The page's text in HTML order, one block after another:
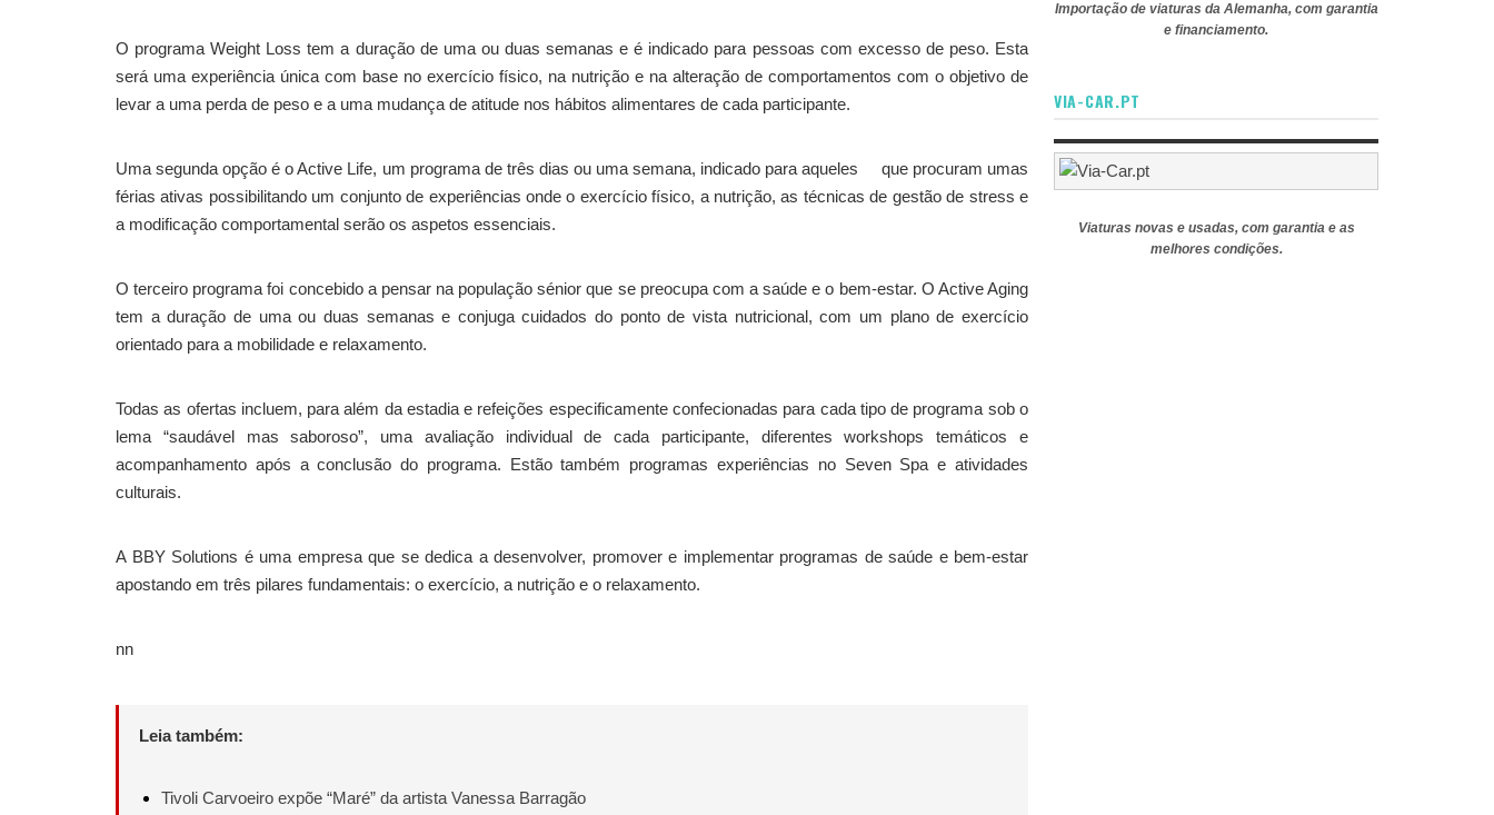
O programa Weight Loss tem a duração de uma ou duas semanas e é indicado para pessoas com excesso de peso. Esta
será uma experiência única com base no exercício físico, na nutrição e na alteração de comportamentos com o objetivo de
levar a uma perda de peso e a uma mudança de atitude nos hábitos alimentares de cada participante.
Uma segunda opção é o Active Life, um programa de três dias ou uma semana, indicado para aqueles que procuram umas
férias ativas possibilitando um conjunto de experiências onde o exercício físico, a nutrição, as técnicas de gestão de stress e
a modificação comportamental serão os aspetos essenciais.
O terceiro programa foi concebido a pensar na população sénior que se preocupa com a saúde e o bem-estar. O Active Aging
tem a duração de uma ou duas semanas e conjuga cuidados do ponto de vista nutricional, com um plano de exercício
orientado para a mobilidade e relaxamento.
Todas as ofertas incluem, para além da estadia e refeições especificamente confecionadas para cada tipo de programa sob o
lema “saudável mas saboroso”, uma avaliação individual de cada participante, diferentes workshops temáticos e
acompanhamento após a conclusão do programa. Estão também programas experiências no Seven Spa e atividades
culturais.
A BBY Solutions é uma empresa que se dedica a desenvolver, promover e implementar programas de saúde e bem-estar
apostando em três pilares fundamentais: o exercício, a nutrição e o relaxamento.
nn
Leia também:
Tivoli Carvoeiro expõe “Maré” da artista Vanessa Barragão
Importação de viaturas da Alemanha, com garantia
e financiamento.
VIA-CAR.PT
Viaturas novas e usadas, com garantia e as
melhores condições.